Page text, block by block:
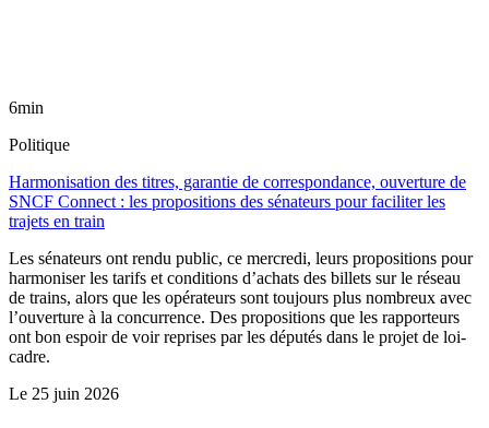
6min
Politique
Harmonisation des titres, garantie de correspondance, ouverture de
SNCF Connect : les propositions des sénateurs pour faciliter les
trajets en train
Les sénateurs ont rendu public, ce mercredi, leurs propositions pour
harmoniser les tarifs et conditions d’achats des billets sur le réseau
de trains, alors que les opérateurs sont toujours plus nombreux avec
l’ouverture à la concurrence. Des propositions que les rapporteurs
ont bon espoir de voir reprises par les députés dans le projet de loi-
cadre.
Le 25 juin 2026